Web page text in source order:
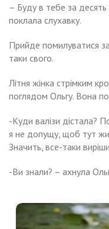
– Буду в тебе за десять
поклала слухавку.
Прийде помилуватися
таки свого.
Літня жінка стрімким
поглядом Ольгу. Вона
-Куди валізи дістала?
я не допущу, щоб тут
Значить, все-таки
-Ви знали? – ахнула